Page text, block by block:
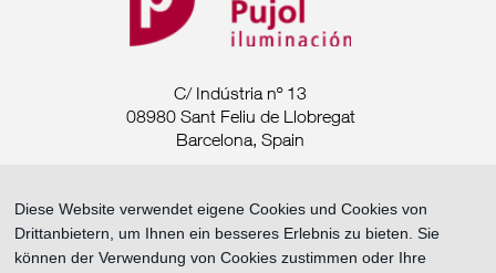
C/ Indústria nº 13
08980 Sant Feliu de Llobregat
Barcelona, Spain
Tel. +34 93 685 7880
Diese Website verwendet eigene Cookies und Cookies von
Drittanbietern, um Ihnen ein besseres Erlebnis zu bieten. Sie
können der Verwendung von Cookies zustimmen oder Ihre